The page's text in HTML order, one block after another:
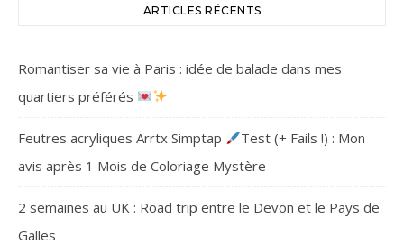
ARTICLES RÉCENTS
Romantiser sa vie à Paris : idée de balade dans mes
quartiers préférés
Feutres acryliques Arrtx Simptap
Test (+ Fails !) : Mon
avis après 1 Mois de Coloriage Mystère
2 semaines au UK : Road trip entre le Devon et le Pays de
Galles